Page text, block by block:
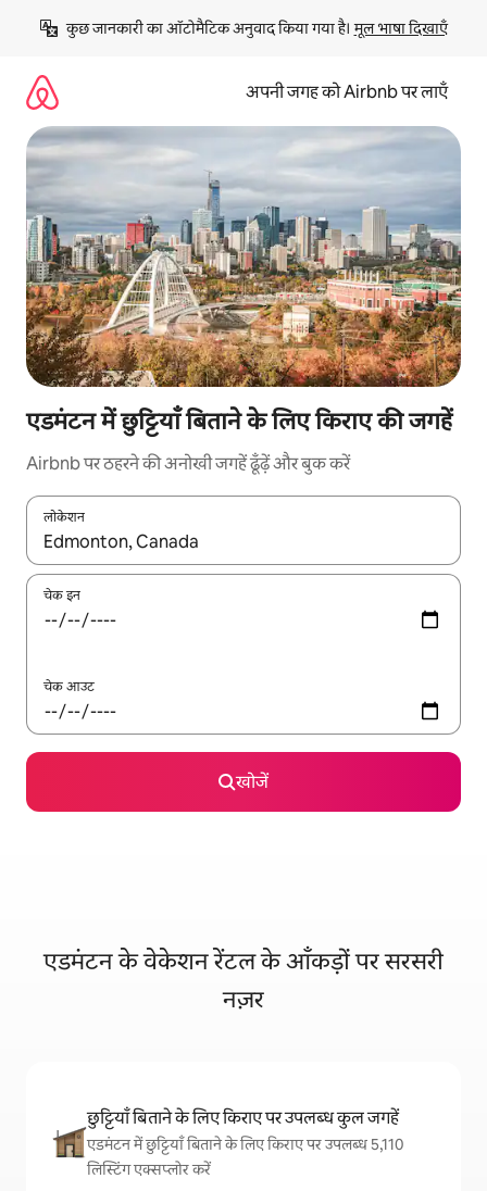
छोड़कर
कॉन्टेंट
कुछ जानकारी का ऑटोमैटिक अनुवाद किया गया है। मूल भाषा दिखाएँ
अपनी जगह को Airbnb पर लाएँ
एडमंटन में छुट्टियाँ बिताने के लिए किराए की जगहें
Airbnb पर ठहरने की अनोखी जगहें ढूँढ़ें और बुक करें
लोकेशन
नतीजों के उपलब्ध होने पर, अप और डाउन 'ऐरो की' का इस्तेमाल करके नेविगेट
चेक इन
चेक आउट
खोजें
एडमंटन के वेकेशन रेंटल के आँकड़ों पर सरसरी
नज़र
छुट्टियाँ बिताने के लिए किराए पर उपलब्ध कुल जगहें
एडमंटन में छुट्टियाँ बिताने के लिए किराए पर उपलब्ध 5,110
लिस्टिंग एक्सप्लोर करें